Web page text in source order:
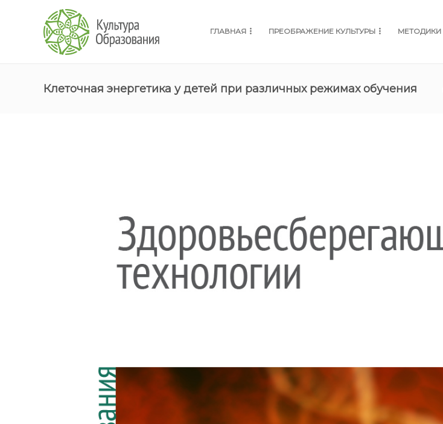
ГЛАВНАЯ ПРЕОБРАЖЕНИЕ КУЛЬТУРЫ МЕТОДИКИ
Клеточная энергетика у детей при различных режимах обучения